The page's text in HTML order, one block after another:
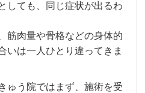
しても、同じ症状が出るわ
筋肉量や骨格などの身体的
いは一人ひとり違ってきま
ゅう院ではまず、施術を受